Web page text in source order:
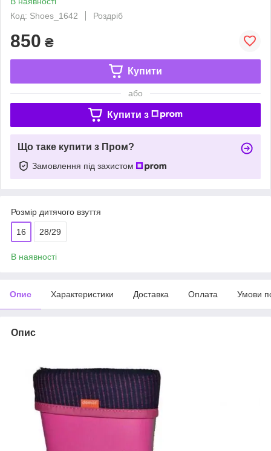
Код: Shoes_1642
Роздріб
850 ₴
Купити
або
Купити з
Що таке купити з Пром?
Замовлення під захистом
Розмір дитячого взуття
16 28/29
В наявності
Опис Характеристики Доставка Оплата Умови
Опис